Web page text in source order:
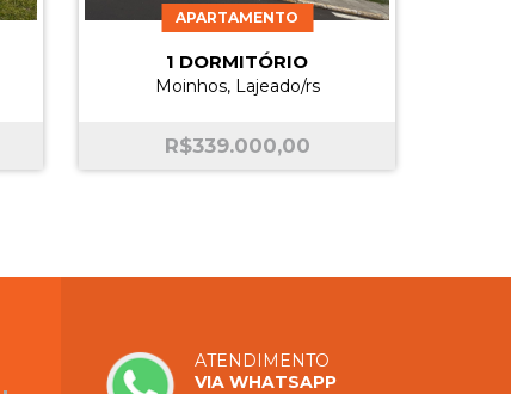
APARTAMENTO
1 DORMITÓRIO
Moinhos, Lajeado/rs
R$339.000,00
ATENDIMENTO
VIA WHATSAPP